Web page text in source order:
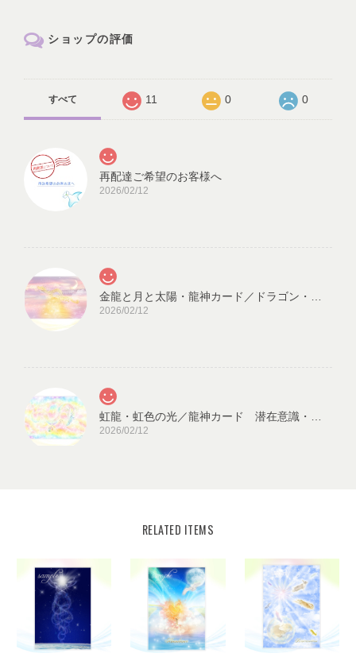
ショップの評価
すべて 11 0 0
再配達ご希望のお客様へ
2026/02/12
2026/02/12
2026/02/12
見ていると心が穏やかになります。毎日、眺めたいと思います。
ありがとうございました✨ また機会があれば、宜しくお願い致し
ます。
RELATED ITEMS